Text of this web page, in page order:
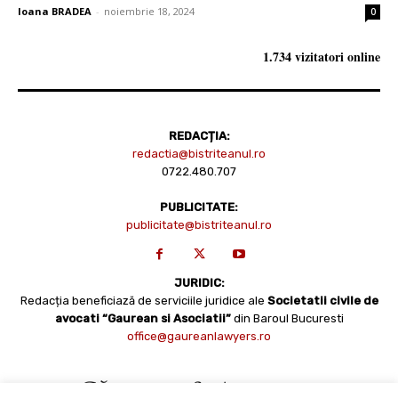
Ioana BRADEA - noiembrie 18, 2024 0
1.734 vizitatori online
REDACȚIA:
redactia@bistriteanul.ro
0722.480.707
PUBLICITATE:
publicitate@bistriteanul.ro
JURIDIC:
Redacția beneficiază de serviciile juridice ale Societatii civile de
avocati “Gaurean si Asociatii” din Baroul Bucuresti
office@gaureanlawyers.ro